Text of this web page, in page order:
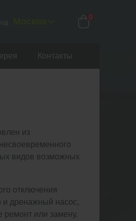
0
Контакты
из
видов возможных
отключения
и дренажный насос,
ремонт или замену.